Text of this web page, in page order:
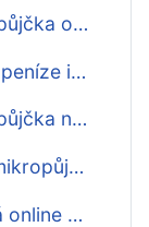
Mikropůjčka online ihned na účet
Mikro peníze ihned na účet
Mikropůjčka na účet ještě dnes
SMS mikropůjčka ihned
Rychlá online mikropůjčka